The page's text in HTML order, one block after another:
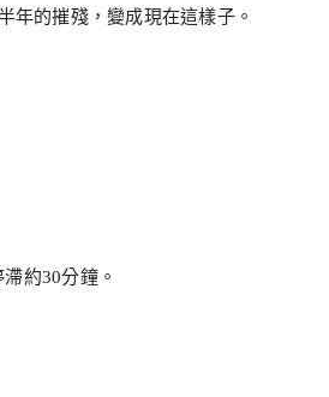
年的摧殘，變成現在這樣子。
約30分鐘。